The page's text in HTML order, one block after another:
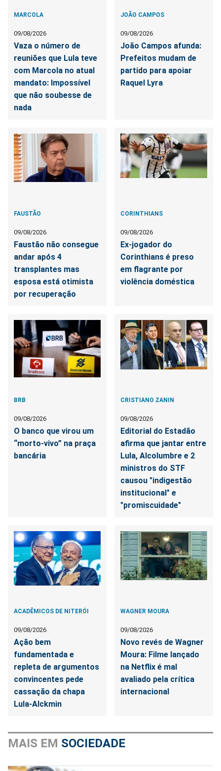
MARCOLA
09/08/2026
Vaza o número de
reuniões que Lula teve
com Marcola no atual
mandato: Impossível
que não soubesse de
nada
JOÃO CAMPOS
09/08/2026
João Campos afunda:
Prefeitos mudam de
partido para apoiar
Raquel Lyra
FAUSTÃO
09/08/2026
Faustão não consegue
andar após 4
transplantes mas
esposa está otimista
por recuperação
CORINTHIANS
09/08/2026
Ex-jogador do
Corinthians é preso
em flagrante por
violência doméstica
BRB
09/08/2026
O banco que virou um
“morto-vivo” na praça
bancária
CRISTIANO ZANIN
09/08/2026
Editorial do Estadão
afirma que jantar entre
Lula, Alcolumbre e 2
ministros do STF
causou "indigestão
institucional" e
"promiscuidade"
ACADÊMICOS DE NITERÓI
09/08/2026
Ação bem
fundamentada e
repleta de argumentos
convincentes pede
cassação da chapa
Lula-Alckmin
WAGNER MOURA
09/08/2026
Novo revés de Wagner
Moura: Filme lançado
na Netflix é mal
avaliado pela crítica
internacional
MAIS EM SOCIEDADE